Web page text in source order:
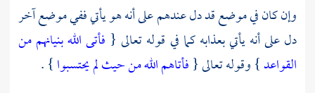
وإن كان في موضع قد دل عندهم على أنه هو يأتي ففي موضع آخر
دل على أنه يأتي بعذابه كما في قوله تعالى { فأتى الله بنيانهم من
القواعد} وقوله تعالى {فأتاهم الله من حيث لم يحتسبوا} .